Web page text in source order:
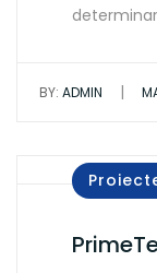
BY: ADMIN |